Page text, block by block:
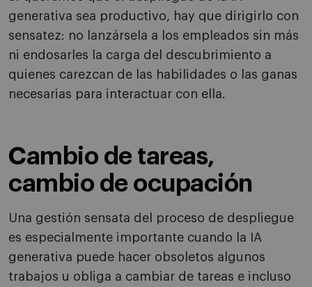
generativa sea productivo, hay que dirigirlo con
sensatez: no lanzársela a los empleados sin más
ni endosarles la carga del descubrimiento a
quienes carezcan de las habilidades o las ganas
necesarias para interactuar con ella.
Cambio de tareas,
cambio de ocupación
Una gestión sensata del proceso de despliegue
es especialmente importante cuando la IA
generativa puede hacer obsoletos algunos
trabajos u obliga a cambiar de tareas e incluso